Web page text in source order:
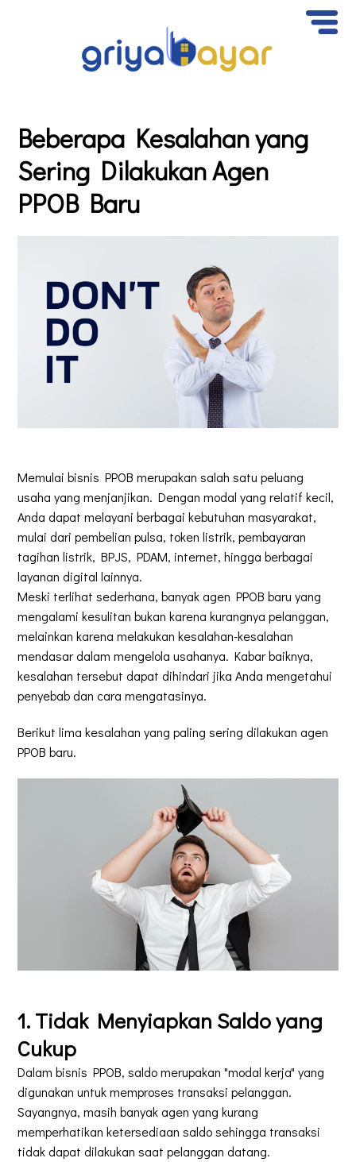
Beberapa Kesalahan yang
Sering Dilakukan Agen
PPOB Baru
Memulai bisnis PPOB merupakan salah satu peluang
usaha yang menjanjikan. Dengan modal yang relatif kecil,
Anda dapat melayani berbagai kebutuhan masyarakat,
mulai dari pembelian pulsa, token listrik, pembayaran
tagihan listrik, BPJS, PDAM, internet, hingga berbagai
layanan digital lainnya.
Meski terlihat sederhana, banyak agen PPOB baru yang
mengalami kesulitan bukan karena kurangnya pelanggan,
melainkan karena melakukan kesalahan-kesalahan
mendasar dalam mengelola usahanya. Kabar baiknya,
kesalahan tersebut dapat dihindari jika Anda mengetahui
penyebab dan cara mengatasinya.
Berikut lima kesalahan yang paling sering dilakukan agen
PPOB baru.
1. Tidak Menyiapkan Saldo yang
Cukup
Dalam bisnis PPOB, saldo merupakan "modal kerja" yang
digunakan untuk memproses transaksi pelanggan.
Sayangnya, masih banyak agen yang kurang
memperhatikan ketersediaan saldo sehingga transaksi
tidak dapat dilakukan saat pelanggan datang.